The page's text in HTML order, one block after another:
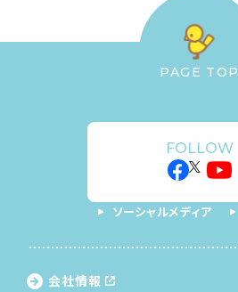
PAGE TOP
FOLLOW
ソーシャルメディア
会社情報